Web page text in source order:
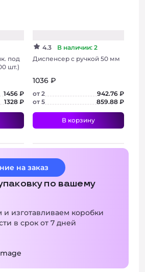
+ 3 фото
под
шт.)
1456 ₽
1328 ₽
4.3
В наличии: 2
Диспенсер с ручкой 50 мм
1036 ₽
от 2
942.76 ₽
от 5
859.88 ₽
В корзину
на заказ
по вашему
и изготавливаем коробки
в срок от 7 дней